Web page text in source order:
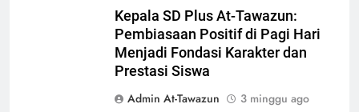
Kepala SD Plus At-Tawazun:
Pembiasaan Positif di Pagi Hari
Menjadi Fondasi Karakter dan
Prestasi Siswa
Admin At-Tawazun
3 minggu ago